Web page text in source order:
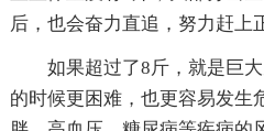
后，也会奋力直追，努力赶上
如果超过了8斤，就是巨
的时候更困难，也更容易发生